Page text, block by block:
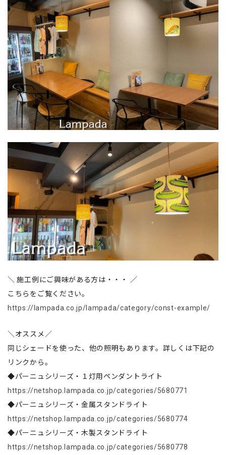
＼ 施工例にご興味がある方は・・・ ／
こちらをご覧ください。
https://lampada.co.jp/lampada/category/const-example/
＼オススメ／
同じシェードを使った、他の照明もあります。詳しくは下記の
リンクから。
◆パーニュシリーズ・１灯用ペンダントライト
https://netshop.lampada.co.jp/categories/5680771
◆パーニュシリーズ・金属スタンドライト
https://netshop.lampada.co.jp/categories/5680774
◆パーニュシリーズ・木製スタンドライト
https://netshop.lampada.co.jp/categories/5680778